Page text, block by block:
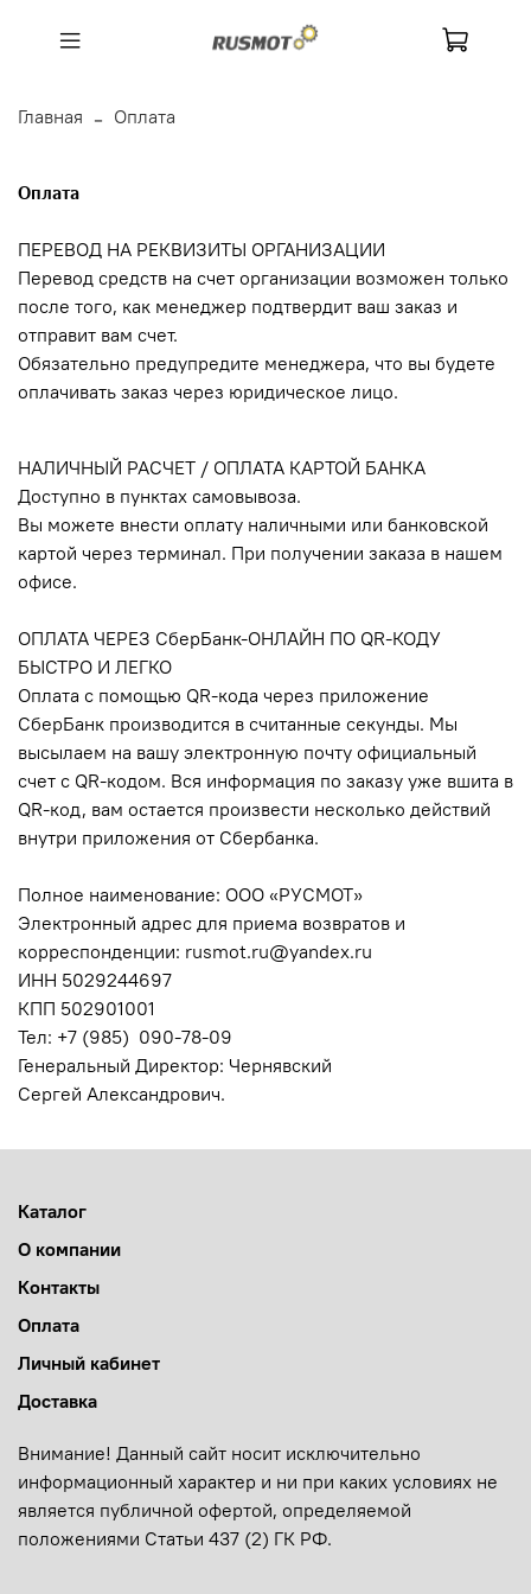
Главная Оплата
Оплата
ПЕРЕВОД НА РЕКВИЗИТЫ ОРГАНИЗАЦИИ
Перевод средств на счет организации возможен только
после того, как менеджер подтвердит ваш заказ и
отправит вам счет.
Обязательно предупредите менеджера, что вы будете
оплачивать заказ через юридическое лицо.
НАЛИЧНЫЙ РАСЧЕТ / ОПЛАТА КАРТОЙ БАНКА
Доступно в пунктах самовывоза.
Вы можете внести оплату наличными или банковской
картой через терминал. При получении заказа в нашем
офисе.
ОПЛАТА ЧЕРЕЗ СберБанк-ОНЛАЙН ПО QR-КОДУ
БЫСТРО И ЛЕГКО
Оплата с помощью QR-кода через приложение
СберБанк производится в считанные секунды. Мы
высылаем на вашу электронную почту официальный
счет с QR-кодом. Вся информация по заказу уже вшита в
QR-код, вам остается произвести несколько действий
внутри приложения от Сбербанка.
Полное наименование: ООО «РУСМОТ»
Электронный адрес для приема возвратов и
корреспонденции: rusmot.ru@yandex.ru
ИНН 5029244697
КПП 502901001
Тел: ‪‪+7 (985) 090-78-09
Генеральный Директор: Чернявский
Сергей Александрович.
Каталог
О компании
Контакты
Оплата
Личный кабинет
Доставка
Внимание! Данный сайт носит исключительно
информационный характер и ни при каких условиях не
является публичной офертой, определяемой
положениями Статьи 437 (2) ГК РФ.